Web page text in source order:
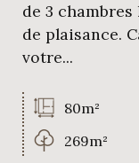
de 3
de plaisance.
votre...
80m²
269m²